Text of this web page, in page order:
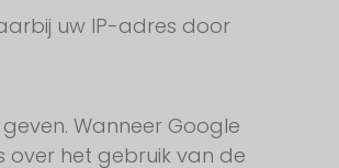
uw IP-adres door
Wanneer Google
over het gebruik van de